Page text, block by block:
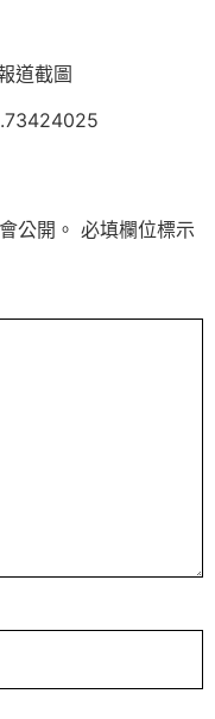
道截圖
公開。 必填欄位標示